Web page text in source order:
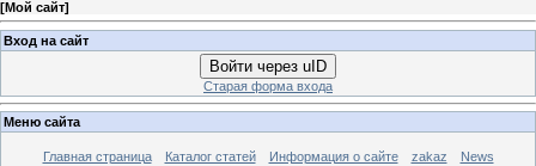
[Мой сайт]
Вход на сайт
Войти через uID
Старая форма входа
Меню сайта
Главная страница Каталог статей Информация о сайте zakaz News